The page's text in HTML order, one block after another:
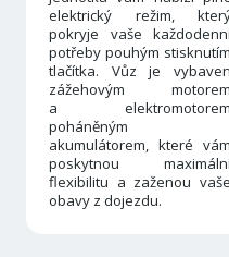
elektrický režim,
pokryje vaše
potřeby pouhým stisknutím
tlačítka. Vůz je vybaven
zážehovým motorem
a elektromotorem
poháněným
akumulátorem, které vám
poskytnou
flexibilitu a zaženou vaše
obavy z dojezdu.